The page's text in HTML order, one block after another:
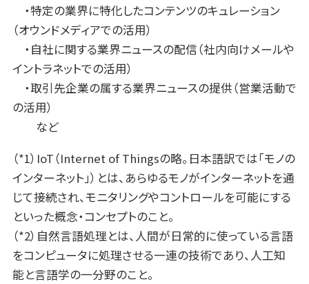
・特定の業界に特化したコンテンツのキュレーション
（オウンドメディアでの活用）
・自社に関する業界ニュースの配信（社内向けメールや
イントラネットでの活用）
・取引先企業の属する業界ニュースの提供（営業活動で
の活用）
など
（*1）IoT（Internet of Thingsの略。日本語訳では「モノの
インターネット」）とは、あらゆるモノがインターネットを通
じて接続され、モニタリングやコントロールを可能にする
といった概念・コンセプトのこと。
（*2）自然言語処理とは、人間が日常的に使っている言語
をコンピュータに処理させる一連の技術であり、人工知
能と言語学の一分野のこと。